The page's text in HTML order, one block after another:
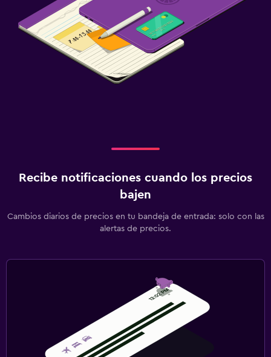
Recibe notificaciones cuando los precios
bajen
Cambios diarios de precios en tu bandeja de entrada: solo con las
alertas de precios.